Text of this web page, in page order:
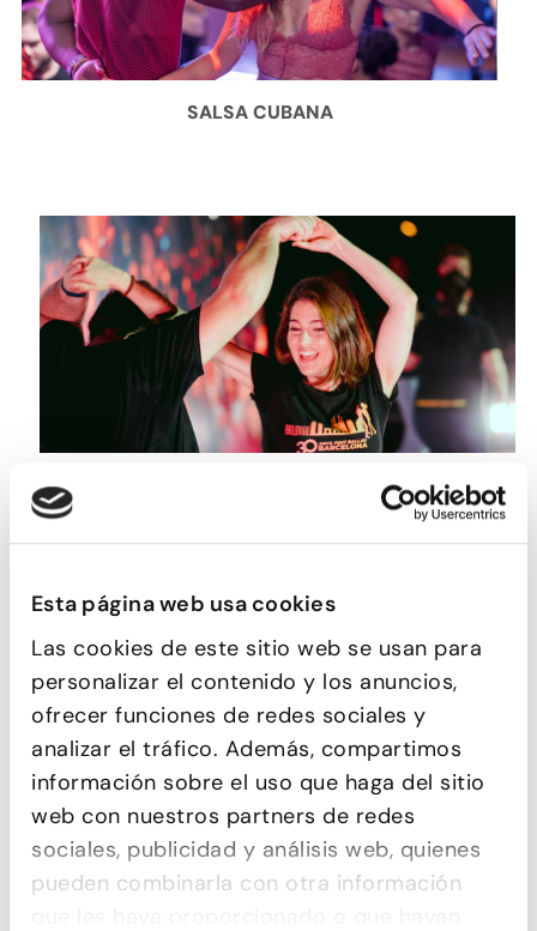
Esta página web usa cookies
Las cookies de este sitio web se usan para
personalizar el contenido y los anuncios,
ofrecer funciones de redes sociales y
analizar el tráfico. Además, compartimos
información sobre el uso que haga del sitio
web con nuestros partners de redes
sociales, publicidad y análisis web, quienes
pueden combinarla con otra información
SALSA CUBANA
MERENGUE